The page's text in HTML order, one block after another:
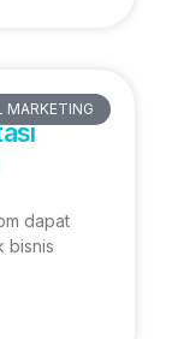
MARKETING
dapat
bisnis